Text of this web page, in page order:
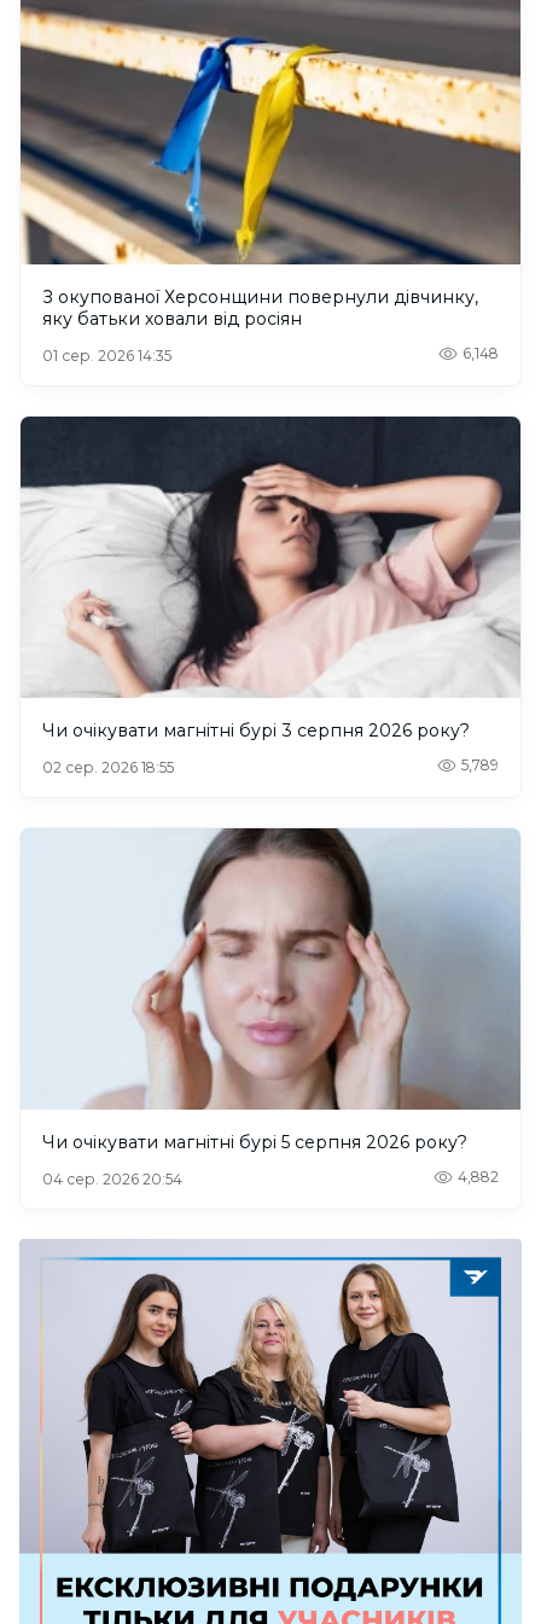
З окупованої Херсонщини повернули дівчинку,
яку батьки ховали від росіян
01 сер. 2026 14:35 6,148
Чи очікувати магнітні бурі 3 серпня 2026 року?
02 сер. 2026 18:55 5,789
Чи очікувати магнітні бурі 5 серпня 2026 року?
04 сер. 2026 20:54 4,882